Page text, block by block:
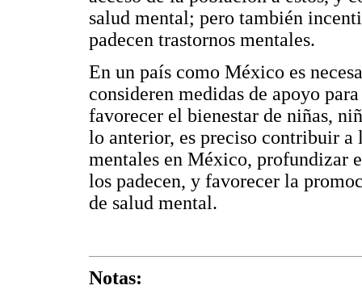
salud mental; pero también
padecen trastornos mentales.
En un país como México es
consideren medidas de apoyo
favorecer el bienestar de niñas,
lo anterior, es preciso contribuir
mentales en México, profundizar
los padecen, y favorecer la
de salud mental.
Notas: